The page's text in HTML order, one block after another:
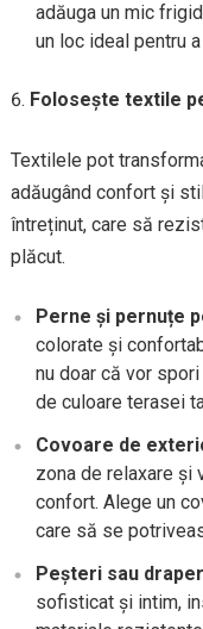
adăuga un mic
un loc ideal pentru
Folosește textile
Textilele pot
adăugând confort și
întreținut, care să
plăcut.
Perne și pernuțe
colorate și
nu doar că vor
de culoare terasei
Covoare de
zona de relaxare și
confort. Alege un
care să se
Peșteri sau
sofisticat și intim,